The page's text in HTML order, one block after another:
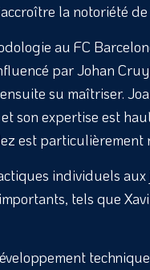
la notoriété
au FC
par Johan
su maîtriser.
et son expertise est
est
individuels
tels que